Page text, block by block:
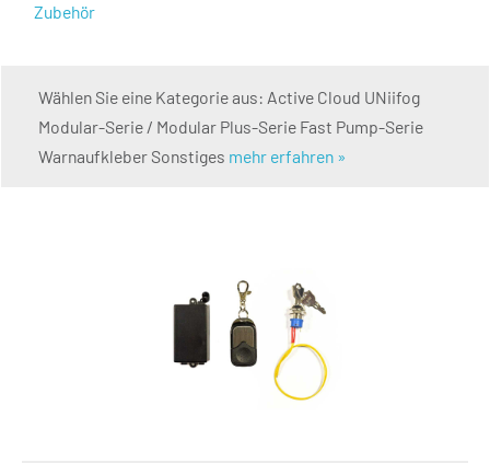
Zubehör
Wählen Sie eine Kategorie aus: Active Cloud UNiifog
Modular-Serie / Modular Plus-Serie Fast Pump-Serie
Warnaufkleber Sonstiges mehr erfahren »